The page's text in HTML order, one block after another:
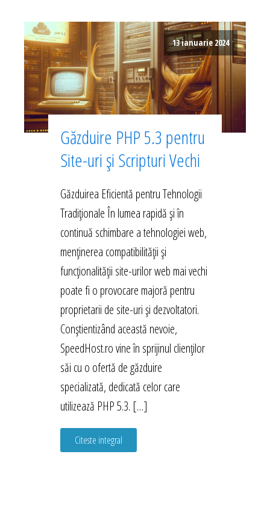
13 ianuarie 2024
Găzduire PHP 5.3 pentru
Site-uri și Scripturi Vechi
Găzduirea Eficientă pentru Tehnologii
Tradiționale În lumea rapidă și în
continuă schimbare a tehnologiei web,
menținerea compatibilității și
funcționalității site-urilor web mai vechi
poate fi o provocare majoră pentru
proprietarii de site-uri și dezvoltatori.
Conștientizând această nevoie,
SpeedHost.ro vine în sprijinul clienților
săi cu o ofertă de găzduire
specializată, dedicată celor care
utilizează PHP 5.3. […]
Citeste integral